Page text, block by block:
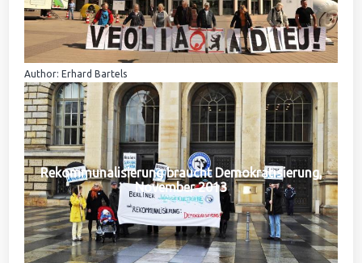
Author: Erhard Bartels
Rekommunalisierung braucht Demokratisierung,
November 2013